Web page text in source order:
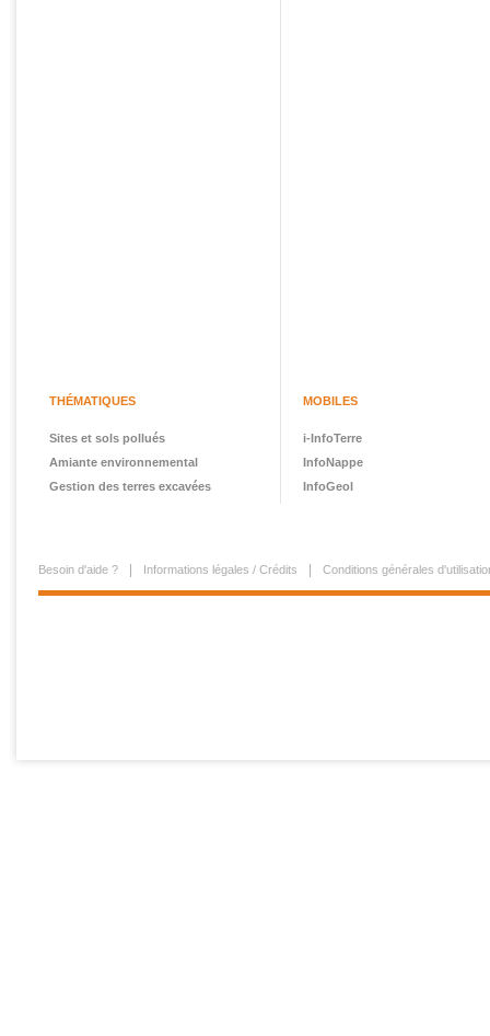
THÉMATIQUES
Sites et sols pollués
Amiante environnemental
Gestion des terres excavées
MOBILES
i-InfoTerre
InfoNappe
InfoGeol
Besoin d'aide ? Informations légales / Crédits Conditions générales